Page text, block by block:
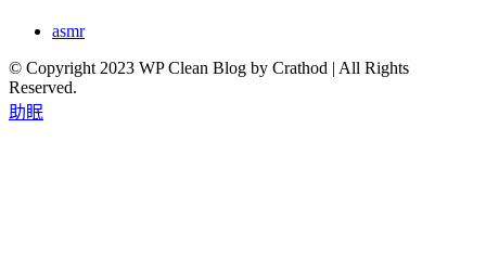
asmr
© Copyright 2023 WP Clean Blog by Crathod | All Rights
Reserved.
助眠